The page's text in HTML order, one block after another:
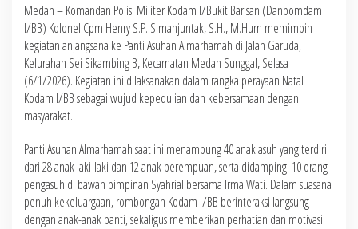
Medan – Komandan Polisi Militer Kodam I/Bukit Barisan (Danpomdam
I/BB) Kolonel Cpm Henry S.P. Simanjuntak, S.H., M.Hum memimpin
kegiatan anjangsana ke Panti Asuhan Almarhamah di Jalan Garuda,
Kelurahan Sei Sikambing B, Kecamatan Medan Sunggal, Selasa
(6/1/2026). Kegiatan ini dilaksanakan dalam rangka perayaan Natal
Kodam I/BB sebagai wujud kepedulian dan kebersamaan dengan
masyarakat.
Panti Asuhan Almarhamah saat ini menampung 40 anak asuh yang terdiri
dari 28 anak laki-laki dan 12 anak perempuan, serta didampingi 10 orang
pengasuh di bawah pimpinan Syahrial bersama Irma Wati. Dalam suasana
penuh kekeluargaan, rombongan Kodam I/BB berinteraksi langsung
dengan anak-anak panti, sekaligus memberikan perhatian dan motivasi.